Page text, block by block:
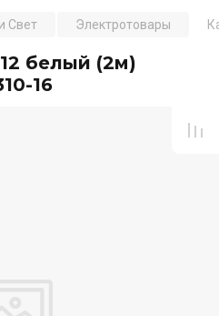
Свет Электротовары
белый (2м)
16